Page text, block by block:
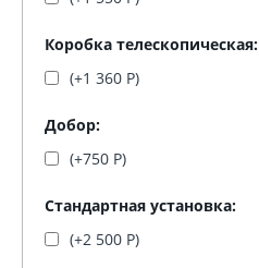
Коробка телескопическая:
(+1 360 Р)
Добор:
(+750 Р)
Стандартная установка:
(+2 500 Р)